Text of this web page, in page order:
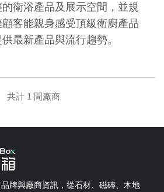
衛浴產品及展示空間，並規
客能親身感受頂級衛廚產品
最新產品與流行趨勢。
共計 1 間廠商
牌與廠商資訊，從石材、磁磚、木地